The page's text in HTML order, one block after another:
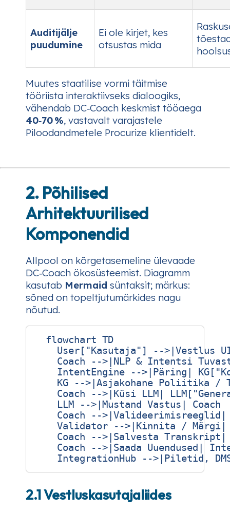
Auditijälje
puudumine
Ei ole kirjet, kes
otsustas mida
Muutes staatilise vormi täitmise
tööriista interaktiivseks dialoogiks,
vähendab DC‑Coach keskmist tööaega
40‑70 %, vastavalt varajastele
Piloodandmetele Procurize klientidelt.
2. Põhilised
Arhitektuurilised
Komponendid
Allpool on kõrgetasemeline ülevaade
DC‑Coach ökosüsteemist. Diagramm
kasutab Mermaid süntaksit; märkus:
sõned on topeltjutumärkides nagu
nõutud.
  flowchart TD
User["Kasutaja"] -->|Vestlus
Coach -->|NLP & Intentsi
IntentEngine -->|Päring|
KG -->|Asjakohane Poliitika /
Coach -->|Küsi LLM|
    LLM -->|Mustand Vastus| Coach
Coach --
Validator -->|Kinnita / Märgi|
Coach -->|Salvesta
Coach -->|Saada Uuendused|
2.1 Vestluskasutajaliides